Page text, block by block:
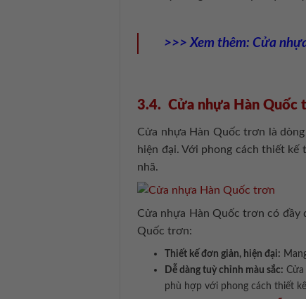
>>> Xem thêm: Cửa
3.4. Cửa nhựa Hàn Quốc
Cửa nhựa Hàn Quốc trơn là
hiện đại. Với phong cách thiết
nhã.
Cửa nhựa Hàn Quốc trơn có đầy
Quốc trơn:
Thiết kế đơn giản, hiện đại:
Dễ dàng tuỳ chỉnh màu sắc:
phù hợp với phong cách thiết